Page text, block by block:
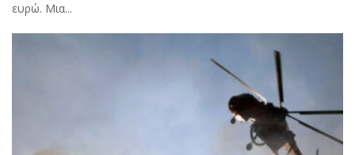
ευρώ. Μια...